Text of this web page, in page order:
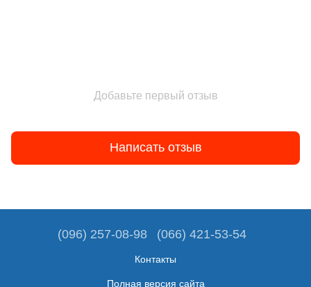
Добавьте первый отзыв
Написать отзыв
(096) 257-08-98 (066) 421-53-54
Контакты
Полная версия сайта